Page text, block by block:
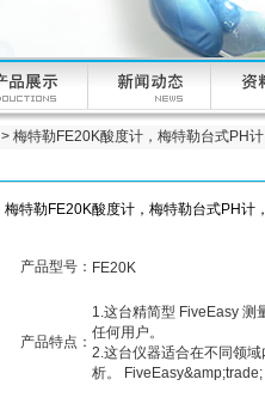
> 梅特勒FE20K酸度计，梅特勒台式PH
梅特勒FE20K酸度计，梅特勒台式PH计
产品型号： FE20K
产品特点：
1.这台精简型 FiveEasy 测
任何用户。
2.这台仪器适合在不同领
析。 FiveEasy&amp;trade;